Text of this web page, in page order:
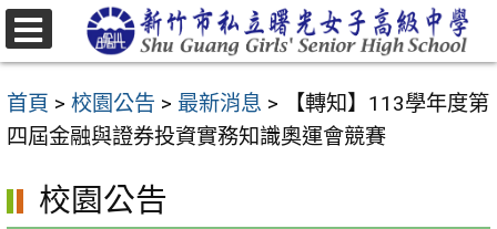
跳
至
要
內
區
首頁 > 校園公告 > 最新消息 >
【轉知】113學年度第
四屆金融與證券投資實務知識奧運會競賽
校園公告
選
單